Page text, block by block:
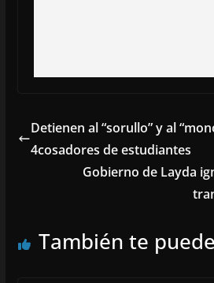
Detienen al “sorullo” y al
4cosadores de estudiantes
Gobierno de Layda
También te